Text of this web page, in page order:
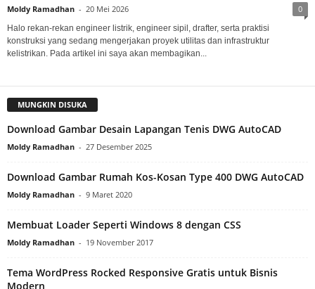
Moldy Ramadhan - 20 Mei 2026 0
Halo rekan-rekan engineer listrik, engineer sipil, drafter, serta praktisi
konstruksi yang sedang mengerjakan proyek utilitas dan infrastruktur
kelistrikan. Pada artikel ini saya akan membagikan...
MUNGKIN DISUKA
Download Gambar Desain Lapangan Tenis DWG AutoCAD
Moldy Ramadhan - 27 Desember 2025
Download Gambar Rumah Kos-Kosan Type 400 DWG AutoCAD
Moldy Ramadhan - 9 Maret 2020
Membuat Loader Seperti Windows 8 dengan CSS
Moldy Ramadhan - 19 November 2017
Tema WordPress Rocked Responsive Gratis untuk Bisnis
Modern